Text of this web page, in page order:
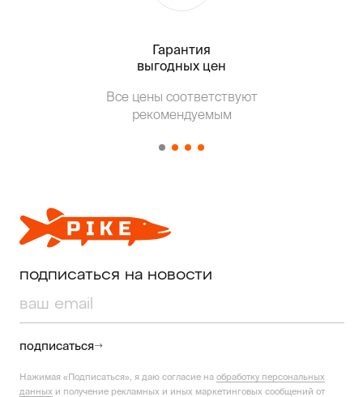
Гарантия
выгодных цен
Все цены соответствуют
рекомендуемым
подписаться на новости
подписаться
Нажимая «Подписаться», я даю согласие на обработку персональных
данных и получение рекламных и иных маркетинговых сообщений от